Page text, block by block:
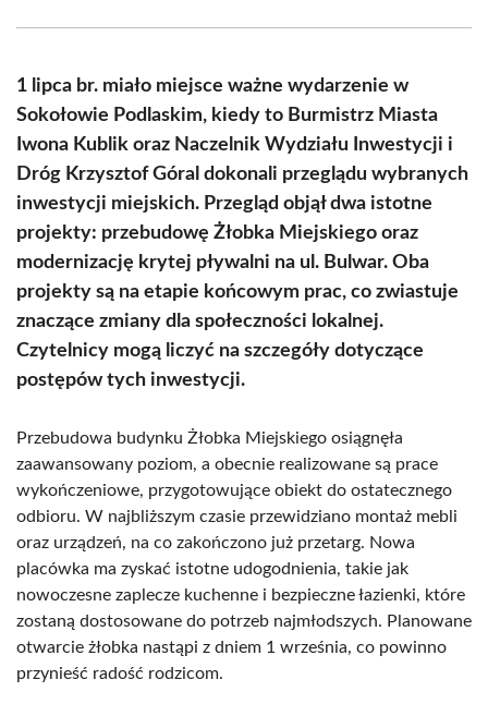
(Twitter)
1 lipca br. miało miejsce ważne wydarzenie w
Sokołowie Podlaskim, kiedy to Burmistrz Miasta
Iwona Kublik oraz Naczelnik Wydziału Inwestycji i
Dróg Krzysztof Góral dokonali przeglądu wybranych
inwestycji miejskich. Przegląd objął dwa istotne
projekty: przebudowę Żłobka Miejskiego oraz
modernizację krytej pływalni na ul. Bulwar. Oba
projekty są na etapie końcowym prac, co zwiastuje
znaczące zmiany dla społeczności lokalnej.
Czytelnicy mogą liczyć na szczegóły dotyczące
postępów tych inwestycji.
Przebudowa budynku Żłobka Miejskiego osiągnęła
zaawansowany poziom, a obecnie realizowane są prace
wykończeniowe, przygotowujące obiekt do ostatecznego
odbioru. W najbliższym czasie przewidziano montaż mebli
oraz urządzeń, na co zakończono już przetarg. Nowa
placówka ma zyskać istotne udogodnienia, takie jak
nowoczesne zaplecze kuchenne i bezpieczne łazienki, które
zostaną dostosowane do potrzeb najmłodszych. Planowane
otwarcie żłobka nastąpi z dniem 1 września, co powinno
przynieść radość rodzicom.